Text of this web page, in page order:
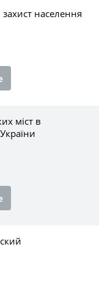
населення
міст в